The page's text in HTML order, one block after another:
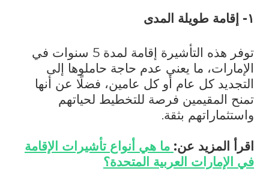
١- إقامة طويلة المدى
توفر هذه التأشيرة إقامة لمدة 5 سنوات في
الإمارات، ما يعني عدم حاجة حاملوها إلى
التجديد كل عام أو كل عامين، فضلًا عن أنها
تمنح المقيمين فرصة للتخطيط لحياتهم
واستثماراتهم بثقة.
اقرأ المزيد عن: ما هي أنواع تأشيرات الإقامة
في الإمارات العربية المتحدة؟